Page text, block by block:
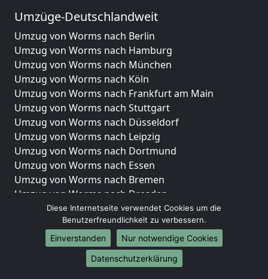
Umzüge-Deutschlandweit
Umzug von Worms nach Berlin
Umzug von Worms nach Hamburg
Umzug von Worms nach München
Umzug von Worms nach Köln
Umzug von Worms nach Frankfurt am Main
Umzug von Worms nach Stuttgart
Umzug von Worms nach Düsseldorf
Umzug von Worms nach Leipzig
Umzug von Worms nach Dortmund
Umzug von Worms nach Essen
Umzug von Worms nach Bremen
Umzug von Worms nach Dresden
Umzug von Worms nach Hannover
Umzug von Worms nach Nürnberg
Umzug von Worms nach Duisburg
Umzug von Worms nach Bochum
Umzug von Worms nach Wuppertal
Diese Internetseite verwendet Cookies um die
Benutzerfreundlichkeit zu verbessern.
Einverstanden
Nur notwendige Cookies
Datenschutzerklärung